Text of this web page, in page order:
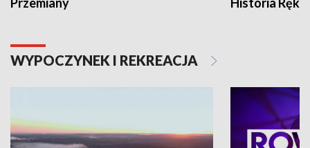
WYPOCZYNEK I REKREACJA